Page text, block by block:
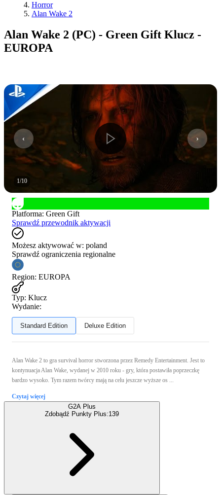
Horror
Alan Wake 2
Alan Wake 2 (PC) - Green Gift Klucz -
EUROPA
1/10
Platforma: Green Gift
Sprawdź przewodnik aktywacji
Możesz aktywować w: poland
Sprawdź ograniczenia regionalne
Region: EUROPA
Typ: Klucz
Wydanie:
Standard Edition Deluxe Edition
Alan Wake 2 to gra survival horror stworzona przez Remedy Entertainment. Jest to
kontynuacja Alan Wake, wydanej w 2010 roku - gry, która postawiła poprzeczkę
bardzo wysoko. Tym razem twórcy mają na celu jeszcze wyższe os ...
Czytaj więcej
G2A Plus
Zdobądź Punkty Plus:139